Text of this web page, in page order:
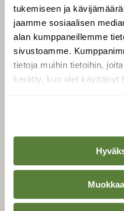
tukemiseen ja
jaamme sosiaalisen
alan kumppaneillemme
sivustoamme.
tietoja muihin tietoihin,
kerätty, kun olet käyttänyt